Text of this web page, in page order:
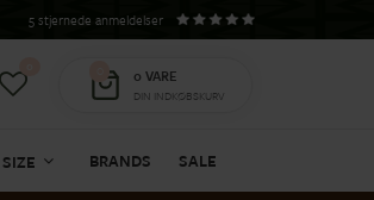
5 stjernede anmeldelser
0 VARE
DIN INDKØBSKURV
BRANDS SALE